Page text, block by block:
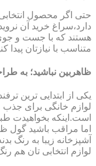
حتی اگر محصول
دارد،سراغ خرید آن
هستند که با جست و
متناسب با نیازتان پیدا
ظاهربین نباشید؛ به
یکی از ابتدایی ترین
لوازم خانگی برای
است.اینکه بخواهیدت
اما مراقب باشید گول
آشپزخانه زیبا به رنگ
لوازم انتخابی تان هم